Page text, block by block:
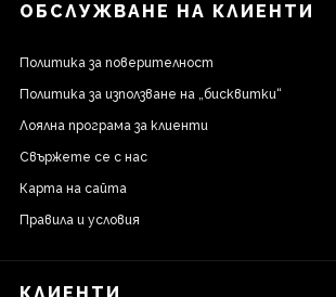
ОБСЛУЖВАНЕ НА КЛИЕНТИ
Политика за поверителност
Политика за използване на „бисквитки“
Лоялна програма за клиенти
Свържете се с нас
Карта на сайта
Правила и условия